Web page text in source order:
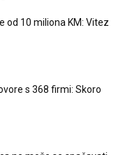
od 10 miliona KM: Vitez
s 368 firmi: Skoro